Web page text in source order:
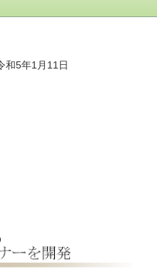
5年1月11日